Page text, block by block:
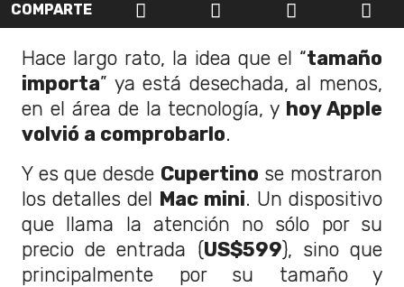
COMPARTE
Hace largo rato, la idea que el “tamaño
importa” ya está desechada, al menos,
en el área de la tecnología, y hoy Apple
volvió a comprobarlo.
Y es que desde Cupertino se mostraron
los detalles del Mac mini. Un dispositivo
que llama la atención no sólo por su
precio de entrada (US$599), sino que
principalmente por su tamaño y